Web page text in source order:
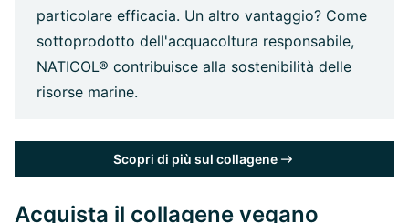
particolare efficacia. Un altro vantaggio? Come
sottoprodotto dell'acquacoltura responsabile,
NATICOL® contribuisce alla sostenibilità delle
risorse marine.
Scopri di più sul collagene
Acquista il collagene vegano